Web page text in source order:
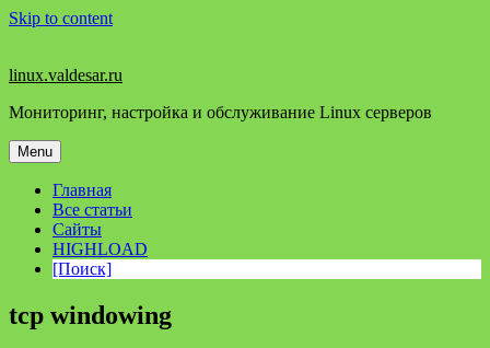
Skip to content
linux.valdesar.ru
Мониторинг, настройка и обслуживание Linux серверов
Menu
Главная
Все статьи
Сайты
HIGHLOAD
[Поиск]
tcp windowing